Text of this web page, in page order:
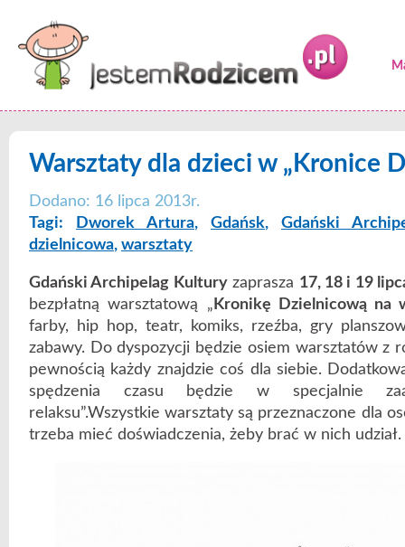
Warsztaty dla dzieci w „Kronice
Dodano: 16 lipca 2013r.
Tagi:
Dworek Artura, Gdańsk, Gdański
dzielnicowa, warsztaty
Gdański Archipelag Kulturyzaprasza 17, 18 i 19
bezpłatną warsztatową „ Kronikę Dzielnicową na
farby, hip hop, teatr, komiks, rzeźba, gry
zabawy. Do dyspozycji będzie osiem warsztatów z
pewnością każdy znajdzie coś dla siebie.
spędzenia czasu będzie w specjalnie
relaksu”.Wszystkie warsztaty są przeznaczone dla
trzeba mieć doświadczenia, żeby brać w nich udział.